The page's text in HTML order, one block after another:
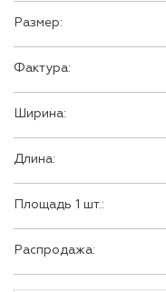
Размер:
Фактура:
Ширина:
Длина:
Площадь 1 шт.:
Распродажа: